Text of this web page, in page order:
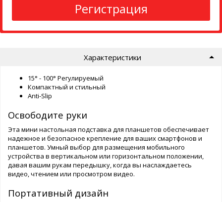
Регистрация
Характеристики
15° - 100° Регулируемый
Компактный и стильный
Anti-Slip
Освободите руки
Эта мини настольная подставка для планшетов обеспечивает
надежное и безопасное крепление для ваших смартфонов и
планшетов. Умный выбор для размещения мобильного
устройства в вертикальном или горизонтальном положении,
давая вашим рукам передышку, когда вы наслаждаетесь
видео, чтением или просмотром видео.
Портативный дизайн